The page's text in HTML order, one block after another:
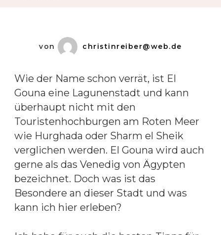
von christinreiber@web.de
Wie der Name schon verrät, ist El
Gouna eine Lagunenstadt und kann
überhaupt nicht mit den
Touristenhochburgen am Roten Meer
wie Hurghada oder Sharm el Sheik
verglichen werden. El Gouna wird auch
gerne als das Venedig von Ägypten
bezeichnet. Doch was ist das
Besondere an dieser Stadt und was
kann ich hier erleben?